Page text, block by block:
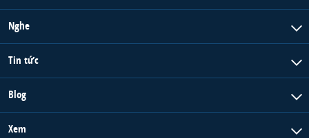
Nghe
Tin tức
Blog
Xem